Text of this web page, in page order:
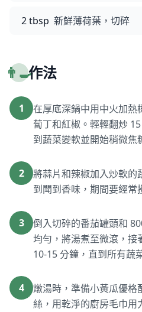
2 tbsp 新鮮薄荷葉，切碎
👨‍🍳作法
1
在厚底深鍋中用中火加熱
蔔丁和紅椒。輕輕翻炒
到蔬菜變軟並開始稍微焦
2
將蒜片和辣椒加入炒軟的
到聞到香味，期間要經常
3
倒入切碎的番茄罐頭和
均勻，將湯煮至微滾，接
10-15 分鐘，直到所有蔬
4
燉湯時，準備小黃瓜優格
絲，用乾淨的廚房毛巾用